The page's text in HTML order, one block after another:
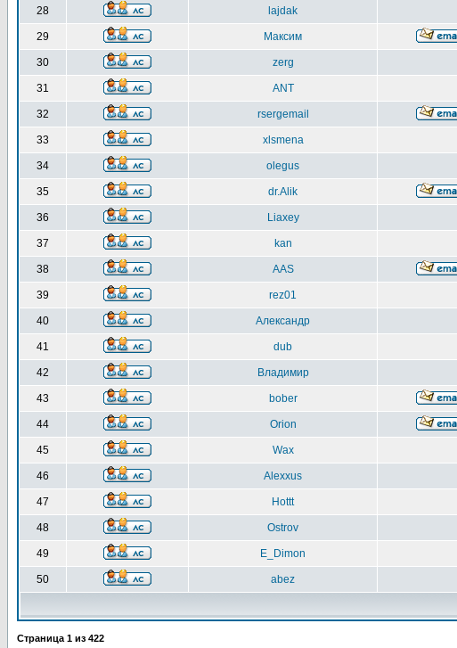
28 lajdak
29 Максим
30 zerg
31 ANT
32 rsergemail
33 xlsmena
34 olegus
35 dr.Alik
36 Liaxey
37 kan
38 AAS
39 rez01
40 Александр
41 dub
42 Владимир
43 bober
44 Orion
45 Wax
46 Alexxus
47 Hottt
48 Ostrov
49 E_Dimon
50 abez
Страница 1 из 422